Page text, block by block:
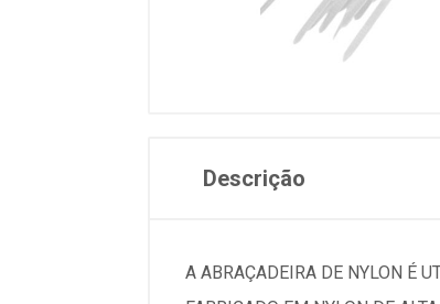
Descrição
A ABRAÇADEIRA DE NYLON É